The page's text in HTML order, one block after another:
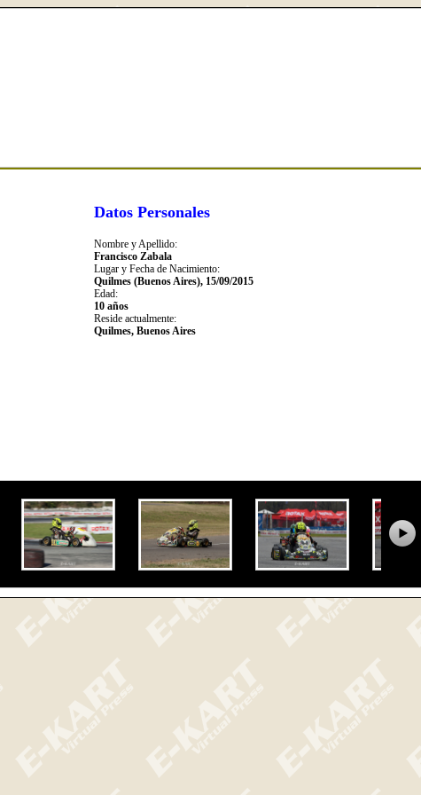
Datos Personales
Nombre y Apellido:
Francisco Zabala
Lugar y Fecha de Nacimiento:
Quilmes (Buenos Aires), 15/09/2015
Edad:
10 años
Reside actualmente:
Quilmes, Buenos Aires